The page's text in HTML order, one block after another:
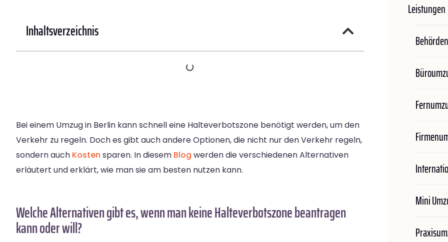
Inhaltsverzeichnis
Bei einem Umzug in Berlin kann schnell eine Halteverbotszone benötigt werden, um den
Verkehr zu regeln. Doch es gibt auch andere Optionen, die nicht nur den Verkehr regeln,
sondern auch Kosten sparen. In diesem Blog werden die verschiedenen Alternativen
erläutert und erklärt, wie man sie am besten nutzen kann.
Welche Alternativen gibt es, wenn man keine Halteverbotszone beantragen
kann oder will?
Leistungen
Mini